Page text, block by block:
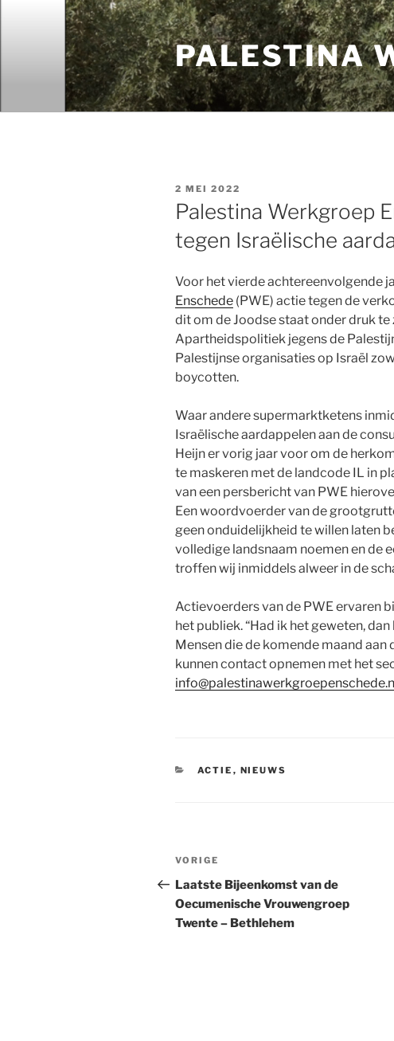
PALESTINA
GEPLAATST
OP
2 MEI 2022
Palestina Werkgroep
tegen Israëlische
Voor het vierde achtereenvolgende
Enschede (PWE) actie tegen de
dit om de Joodse staat onder druk
Apartheidspolitiek jegens de
Palestijnse organisaties op Israël
boycotten.
Waar andere supermarktketens
Israëlische aardappelen aan de
Heijn er vorig jaar voor om de
te maskeren met de landcode IL in
van een persbericht van PWE
Een woordvoerder van de
geen onduidelijkheid te willen laten
volledige landsnaam noemen en de
troffen wij inmiddels alweer in de
Actievoerders van de PWE ervaren
het publiek. “Had ik het geweten,
Mensen die de komende maand aan
kunnen contact opnemen met het
CATEGORIEËN
ACTIE , NIEUWS
Bericht
navigatie
Vorig
bericht
VORIGE
Laatste Bijeenkomst van de
Oecumenische Vrouwengroep
Twente – Bethlehem